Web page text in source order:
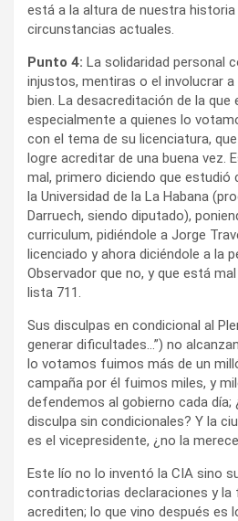
está a la altura de nuestra
circunstancias actuales.
Punto 4: La solidaridad personal
injustos, mentiras o el involucrar
bien. La desacreditación de la que
especialmente a quienes lo
con el tema de su licenciatura,
logre acreditar de una buena vez.
mal, primero diciendo que estudió
la Universidad de la La Habana
Darruech, siendo diputado),
curriculum, pidiéndole a Jorge
licenciado y ahora diciéndole a la
Observador que no, y que está
lista 711.
Sus disculpas en condicional al
generar dificultades…”) no
lo votamos fuimos más de un
campaña por él fuimos miles, y
defendemos al gobierno cada día;
disculpa sin condicionales? Y la
es el vicepresidente, ¿no la
Este lío no lo inventó la CIA sino
contradictorias declaraciones y la
acrediten; lo que vino después es